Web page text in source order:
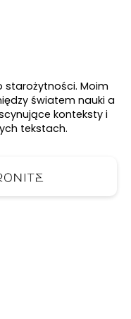
starożytności. Moim
światem nauki a
konteksty i
tekstach.